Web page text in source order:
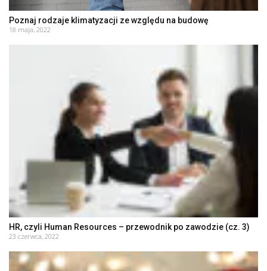
Poznaj rodzaje klimatyzacji ze względu na budowę
18 maja, 2022
HR, czyli Human Resources – przewodnik po zawodzie (cz. 3)
23 czerwca, 2022